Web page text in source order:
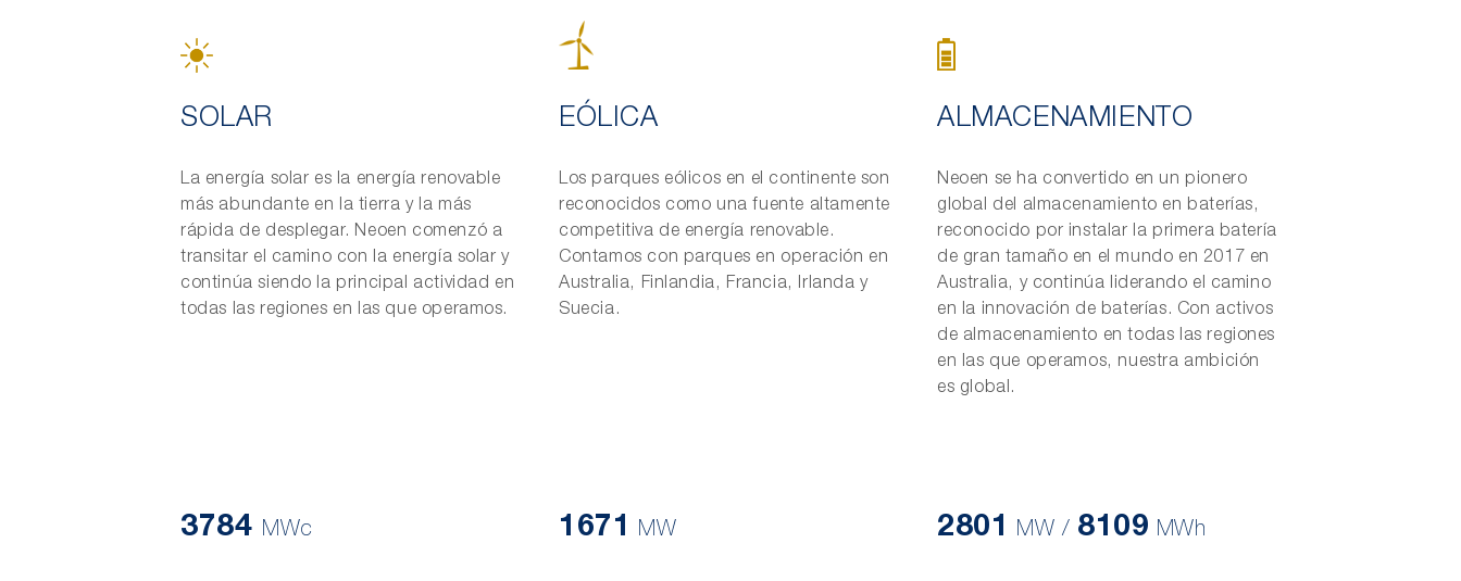
SOLAR
La energía solar es la energía renovable
más abundante en la tierra y la más
rápida de desplegar. Neoen comenzó a
transitar el camino con la energía solar y
continúa siendo la principal actividad en
todas las regiones en las que operamos.
3784 MWc
EÓLICA
Los parques eólicos en el continente son
reconocidos como una fuente altamente
competitiva de energía renovable.
Contamos con parques en operación en
Australia, Finlandia, Francia, Irlanda y
Suecia.
1671 MW
ALMACENAMIENTO
Neoen se ha convertido en un pionero
global del almacenamiento en baterías,
reconocido por instalar la primera batería
de gran tamaño en el mundo en 2017 en
Australia, y continúa liderando el camino
en la innovación de baterías. Con activos
de almacenamiento en todas las regiones
en las que operamos, nuestra ambición
es global.
2801 MW / 8109 MWh